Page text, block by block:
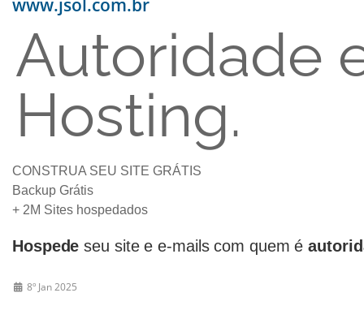
www.jsol.com.br
Autoridade
Hosting.
CONSTRUA SEU SITE GRÁTIS
Backup Grátis
+ 2M Sites hospedados
Hospede seu site e e-mails com quem é
8º Jan 2025